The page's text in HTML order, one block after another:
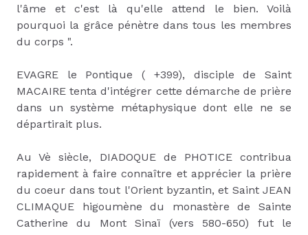
l'âme et c'est là qu'elle attend le bien. Voilà
pourquoi la grâce pénètre dans tous les membres
du corps ".
EVAGRE le Pontique ( +399), disciple de Saint
MACAIRE tenta d'intégrer cette démarche de prière
dans un système métaphysique dont elle ne se
départirait plus.
Au Vè siècle, DIADOQUE de PHOTICE contribua
rapidement à faire connaître et apprécier la prière
du coeur dans tout l'Orient byzantin, et Saint JEAN
CLIMAQUE higoumène du monastère de Sainte
Catherine du Mont Sinaï (vers 580-650) fut le